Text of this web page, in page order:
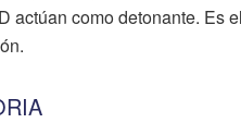
como detonante. Es